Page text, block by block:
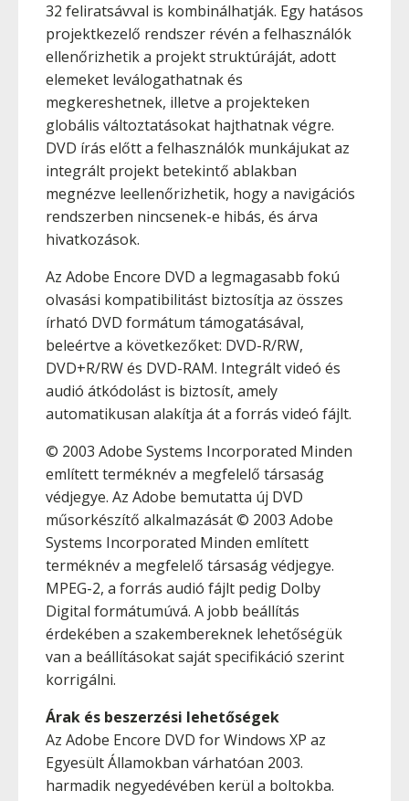
32 feliratsávval is kombinálhatják. Egy hatásos
projektkezelő rendszer révén a felhasználók
ellenőrizhetik a projekt struktúráját, adott
elemeket leválogathatnak és
megkereshetnek, illetve a projekteken
globális változtatásokat hajthatnak végre.
DVD írás előtt a felhasználók munkájukat az
integrált projekt betekintő ablakban
megnézve leellenőrizhetik, hogy a navigációs
rendszerben nincsenek-e hibás, és árva
hivatkozások.
Az Adobe Encore DVD a legmagasabb fokú
olvasási kompatibilitást biztosítja az összes
írható DVD formátum támogatásával,
beleértve a következőket: DVD-R/RW,
DVD+R/RW és DVD-RAM. Integrált videó és
audió átkódolást is biztosít, amely
automatikusan alakítja át a forrás videó fájlt.
© 2003 Adobe Systems Incorporated Minden
említett terméknév a megfelelő társaság
védjegye. Az Adobe bemutatta új DVD
műsorkészítő alkalmazását © 2003 Adobe
Systems Incorporated Minden említett
terméknév a megfelelő társaság védjegye.
MPEG-2, a forrás audió fájlt pedig Dolby
Digital formátumúvá. A jobb beállítás
érdekében a szakembereknek lehetőségük
van a beállításokat saját specifikáció szerint
korrigálni.
Árak és beszerzési lehetőségek
Az Adobe Encore DVD for Windows XP az
Egyesült Államokban várhatóan 2003.
harmadik negyedévében kerül a boltokba.